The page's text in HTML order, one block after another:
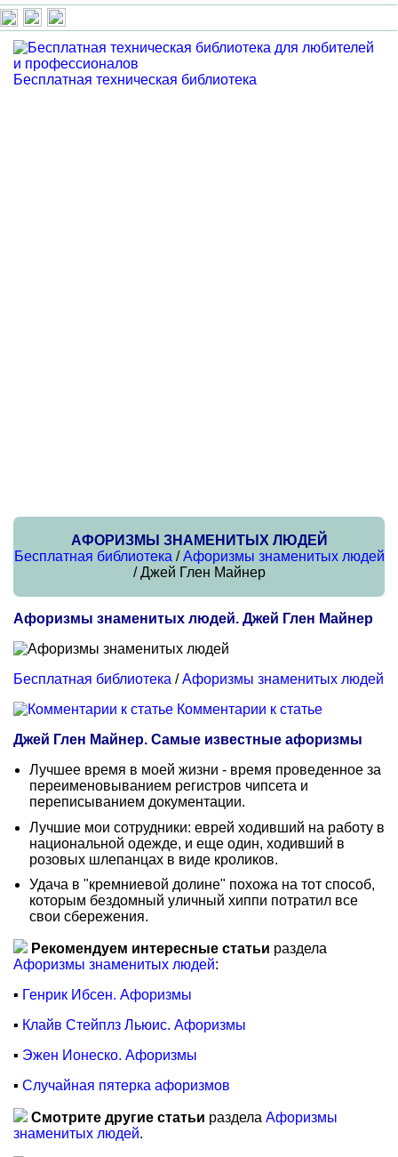
Бесплатная техническая библиотека
АФОРИЗМЫ ЗНАМЕНИТЫХ ЛЮДЕЙ
Бесплатная библиотека /Афоризмы знаменитых людей
/ Джей Глен Майнер
Афоризмы знаменитых людей. Джей Глен Майнер
Бесплатная библиотека /Афоризмы знаменитых людей
Комментарии к статье
Джей Глен Майнер. Самые известные афоризмы
Лучшее время в моей жизни - время проведенное за
переименовыванием регистров чипсета и
переписыванием документации.
Лучшие мои сотрудники: еврей ходивший на работу в
национальной одежде, и еще один, ходивший в
розовых шлепанцах в виде кроликов.
Удача в "кремниевой долине" похожа на тот способ,
которым бездомный уличный хиппи потратил все
свои сбережения.
Рекомендуем интересные статьи раздела
Афоризмы знаменитых людей:
▪ Генрик Ибсен. Афоризмы
▪ Клайв Стейплз Льюис. Афоризмы
▪ Эжен Ионеско. Афоризмы
▪ Случайная пятерка афоризмов
Смотрите другие статьи раздела Афоризмы
знаменитых людей.